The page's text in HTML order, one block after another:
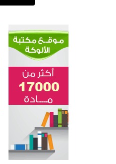
اختتام الدورة التاسعة لمسابقة حفظ